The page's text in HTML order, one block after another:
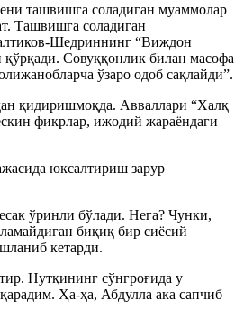
ташвишга соладиган муаммолар
Ташвишга соладиган
Шедриннинг “Виждон
Совуққонлик билан масофа
ўзаро одоб сақлайди”.
қидиришмоқда. Авваллари “Халқ
фикрлар, ижодий жараёндаги
юксалтириш зарур
ўринли бўлади. Нега? Чунки,
биқиқ бир сиёсий
кетарди.
Нутқининг сўнгроғида у
Ҳа-ҳа, Абдулла ака сапчиб